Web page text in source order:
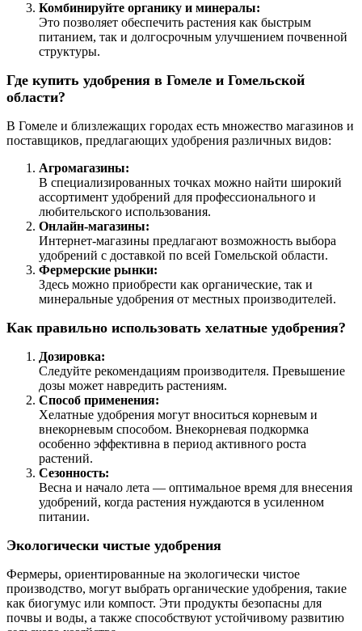
Комбинируйте органику и минералы:
Это позволяет обеспечить растения как быстрым
питанием, так и долгосрочным улучшением почвенной
структуры.
Где купить удобрения в Гомеле и Гомельской
области?
В Гомеле и близлежащих городах есть множество магазинов и
поставщиков, предлагающих удобрения различных видов:
Агромагазины:
В специализированных точках можно найти широкий
ассортимент удобрений для профессионального и
любительского использования.
Онлайн-магазины:
Интернет-магазины предлагают возможность выбора
удобрений с доставкой по всей Гомельской области.
Фермерские рынки:
Здесь можно приобрести как органические, так и
минеральные удобрения от местных производителей.
Как правильно использовать хелатные удобрения?
Дозировка:
Следуйте рекомендациям производителя. Превышение
дозы может навредить растениям.
Способ применения:
Хелатные удобрения могут вноситься корневым и
внекорневым способом. Внекорневая подкормка
особенно эффективна в период активного роста
растений.
Сезонность:
Весна и начало лета — оптимальное время для внесения
удобрений, когда растения нуждаются в усиленном
питании.
Экологически чистые удобрения
Фермеры, ориентированные на экологически чистое
производство, могут выбрать органические удобрения, такие
как биогумус или компост. Эти продукты безопасны для
почвы и воды, а также способствуют устойчивому развитию